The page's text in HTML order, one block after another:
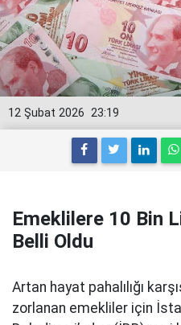
23:19
12 Şubat 2026
Emeklilere 10 Bin
Belli Oldu
Artan hayat pahalılığı
zorlanan emekliler için